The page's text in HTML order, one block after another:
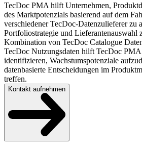
TecDoc PMA hilft Unternehmen,
des Marktpotenzials basierend auf dem
verschiedener TecDoc-Datenzulieferer zu
Portfoliostrategie und Lieferantenauswahl
Kombination von TecDoc Catalogue
TecDoc Nutzungsdaten hilft TecDoc
identifizieren, Wachstumspotenziale
datenbasierte Entscheidungen im
treffen.
Kontakt aufnehmen